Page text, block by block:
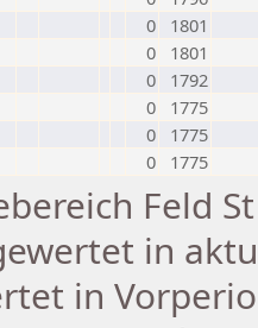
0
1801
0
1801
0
1792
0
1775
0
1775
0 1775
Feld
in
in